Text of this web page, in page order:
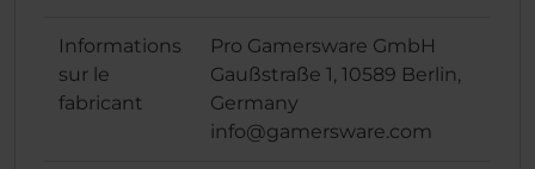
Informations
sur le
fabricant
Pro Gamersware GmbH
Gaußstraße 1, 10589 Berlin,
Germany
info@gamersware.com